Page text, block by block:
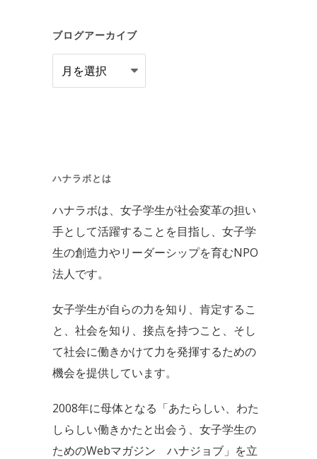
ブログアーカイブ
ロ
ブ
ハナラボとは
ハナラボは、女子学生が社会変革の担い
手として活躍することを目指し、女子学
生の創造力やリーダーシップを育むNPO
法人です。
女子学生が自らの力を知り、肯定するこ
と、社会を知り、接点を持つこと、そし
て社会に働きかけて力を発揮するための
機会を提供しています。
2008年に母体となる「あたらしい、わた
しらしい働きかたと出会う、女子学生の
ためのWebマガジン ハナジョブ」を立